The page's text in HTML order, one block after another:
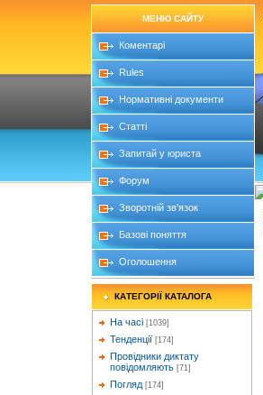
МЕНЮ САЙТУ
Коментарі
Rules
Нормативні документи
Статті
Запитай у юриста
Форум
Зворотній зв'язок
Базові поняття
Оголошення
КАТЕГОРІЇ КАТАЛОГА
На часі [1039]
Тенденції [174]
Провідники диктату
повідомляють [71]
Погляд [174]